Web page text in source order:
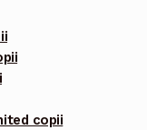
copii